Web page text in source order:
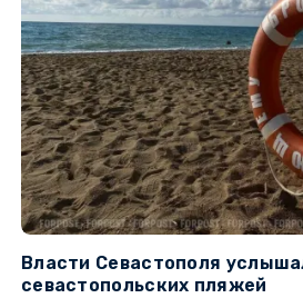
Власти Севастополя
севастопольских пляжей